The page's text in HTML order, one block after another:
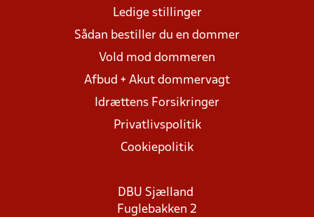
Ledige stillinger
Sådan bestiller du en dommer
Vold mod dommeren
Afbud + Akut dommervagt
Idrættens Forsikringer
Privatlivspolitik
Cookiepolitik
DBU Sjælland
Fuglebakken 2